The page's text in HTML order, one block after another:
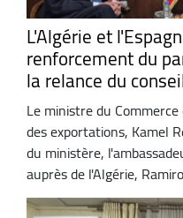
L'Algérie et
renforcement du
la relance du
Le ministre du
des exportations, Kamel
du ministère,
auprès de l'Algérie,